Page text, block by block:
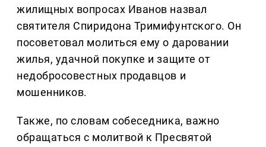
жилищных вопросах Иванов назвал
святителя Спиридона Тримифунтского. Он
посоветовал молиться ему о даровании
жилья, удачной покупке и защите от
недобросовестных продавцов и
мошенников.
Также, по словам собеседника, важно
обращаться с молитвой к Пресвятой